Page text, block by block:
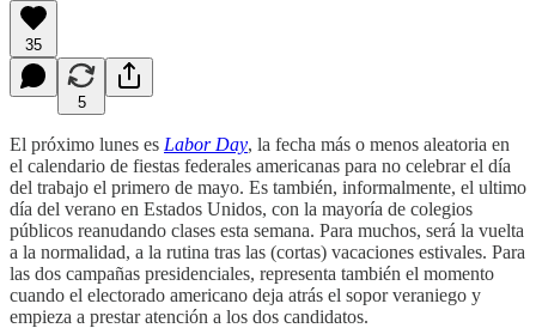
35
5
El próximo lunes es Labor Day, la fecha más o menos aleatoria en
el calendario de fiestas federales americanas para no celebrar el día
del trabajo el primero de mayo. Es también, informalmente, el ultimo
día del verano en Estados Unidos, con la mayoría de colegios
públicos reanudando clases esta semana. Para muchos, será la vuelta
a la normalidad, a la rutina tras las (cortas) vacaciones estivales. Para
las dos campañas presidenciales, representa también el momento
cuando el electorado americano deja atrás el sopor veraniego y
empieza a prestar atención a los dos candidatos.